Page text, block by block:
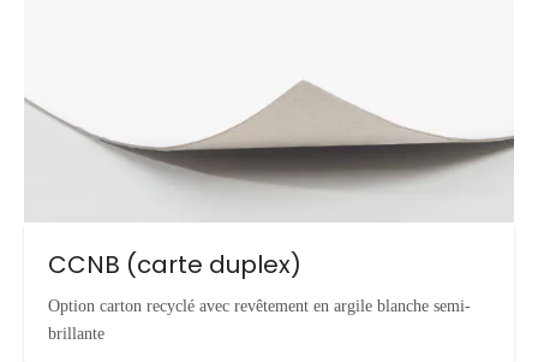
CCNB (carte duplex)
Option carton recyclé avec revêtement en argile blanche semi-
brillante